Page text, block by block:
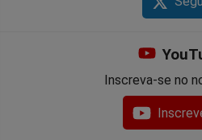
Inscreva-se no